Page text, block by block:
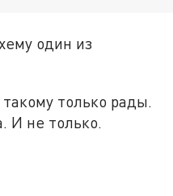
один из
только рады.
И не только.